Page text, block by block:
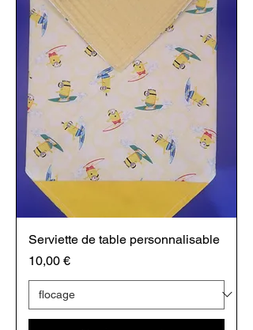
Serviette de table personnalisable
Prix
10,00 €